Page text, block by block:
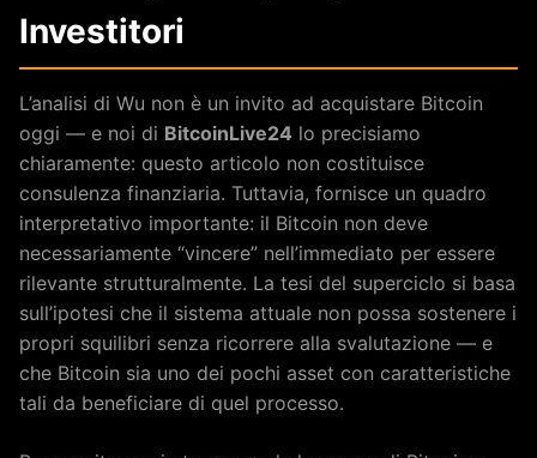
Investitori
L’analisi di Wu non è un invito ad acquistare Bitcoin
oggi — e noi di BitcoinLive24 lo precisiamo
chiaramente: questo articolo non costituisce
consulenza finanziaria. Tuttavia, fornisce un quadro
interpretativo importante: il Bitcoin non deve
necessariamente “vincere” nell’immediato per essere
rilevante strutturalmente. La tesi del superciclo si basa
sull’ipotesi che il sistema attuale non possa sostenere i
propri squilibri senza ricorrere alla svalutazione — e
che Bitcoin sia uno dei pochi asset con caratteristiche
tali da beneficiare di quel processo.